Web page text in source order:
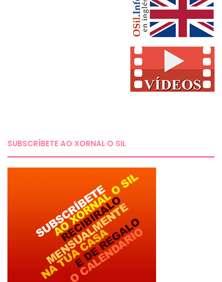
SUBSCRÍBETE AO XORNAL O SIL